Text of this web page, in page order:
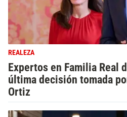
REALEZA
Expertos en Familia Real
última decisión tomada
Ortiz